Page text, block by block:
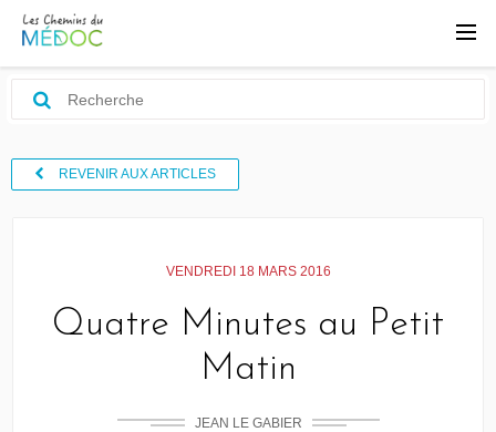
REVENIR AUX ARTICLES
VENDREDI 18 MARS 2016
Quatre Minutes au Petit
Matin
JEAN LE GABIER